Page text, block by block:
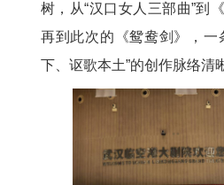
树，从“汉口女人三部曲”到
再到此次的《鸳鸯剑》，一
下、讴歌本土”的创作脉络清